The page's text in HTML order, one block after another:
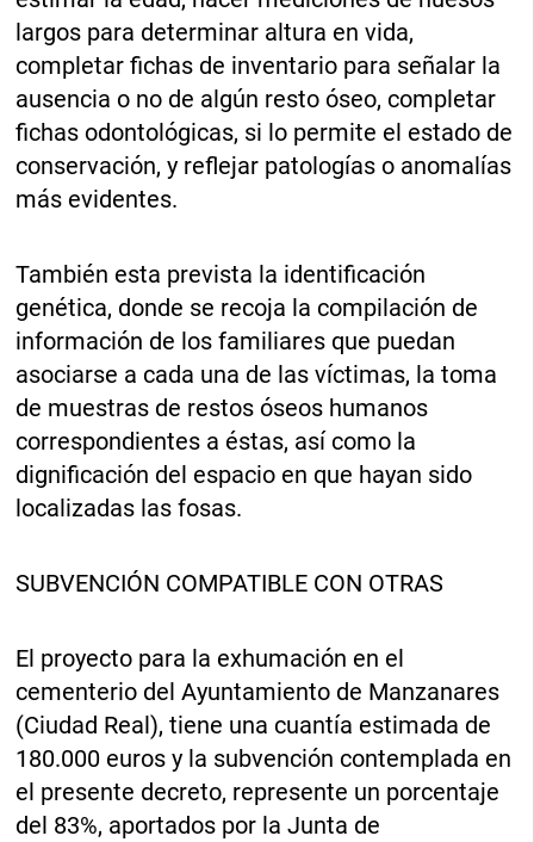
largos para determinar altura en vida,
completar fichas de inventario para señalar la
ausencia o no de algún resto óseo, completar
fichas odontológicas, si lo permite el estado de
conservación, y reflejar patologías o anomalías
más evidentes.
También esta prevista la identificación
genética, donde se recoja la compilación de
información de los familiares que puedan
asociarse a cada una de las víctimas, la toma
de muestras de restos óseos humanos
correspondientes a éstas, así como la
dignificación del espacio en que hayan sido
localizadas las fosas.
SUBVENCIÓN COMPATIBLE CON OTRAS
El proyecto para la exhumación en el
cementerio del Ayuntamiento de Manzanares
(Ciudad Real), tiene una cuantía estimada de
180.000 euros y la subvención contemplada en
el presente decreto, represente un porcentaje
del 83%, aportados por la Junta de